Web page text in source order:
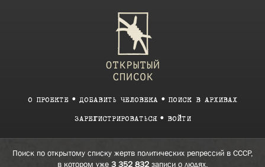
О ПРОЕКТЕ ДОБАВИТЬ ЧЕЛОВЕКА ПОИСК В АРХИВАХ
ЗАРЕГИСТРИРОВАТЬСЯ ВОЙТИ
Поиск по открытому списку жертв политических репрессий в СССР,
в котором уже 3 352 832записи о людях.